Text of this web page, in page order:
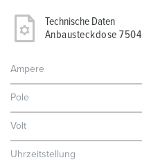
Technische Daten
Anbausteckdose 7504
Ampere
Pole
Volt
Uhrzeitstellung